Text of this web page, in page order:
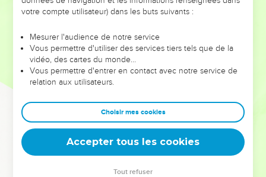
leur foi ou leur vision. Mais on voit moins les doutes, les erreurs
et les saisons difficiles qu'ils ont traversés, alors même que ce
sont elles qui les ont façonnés.
Dans cette conférence, leaders, entrepreneurs, et responsables
clés pour avancer avec plus de sagesse afin que leurs erreurs
deviennent vos tremplins. Que vous guidiez un ministère, une
équipe, un groupe ou une famille, leur expérience est faite
votre compte utilisateur) dans les buts suivants :
Mesurer l'audience de notre service
Vous permettre d'utiliser des services tiers tels que de la
vidéo, des cartes du monde…
Vous permettre d'entrer en contact avec notre service de
relation aux utilisateurs.
Choisir mes cookies
Accepter tous les cookies
Tout refuser